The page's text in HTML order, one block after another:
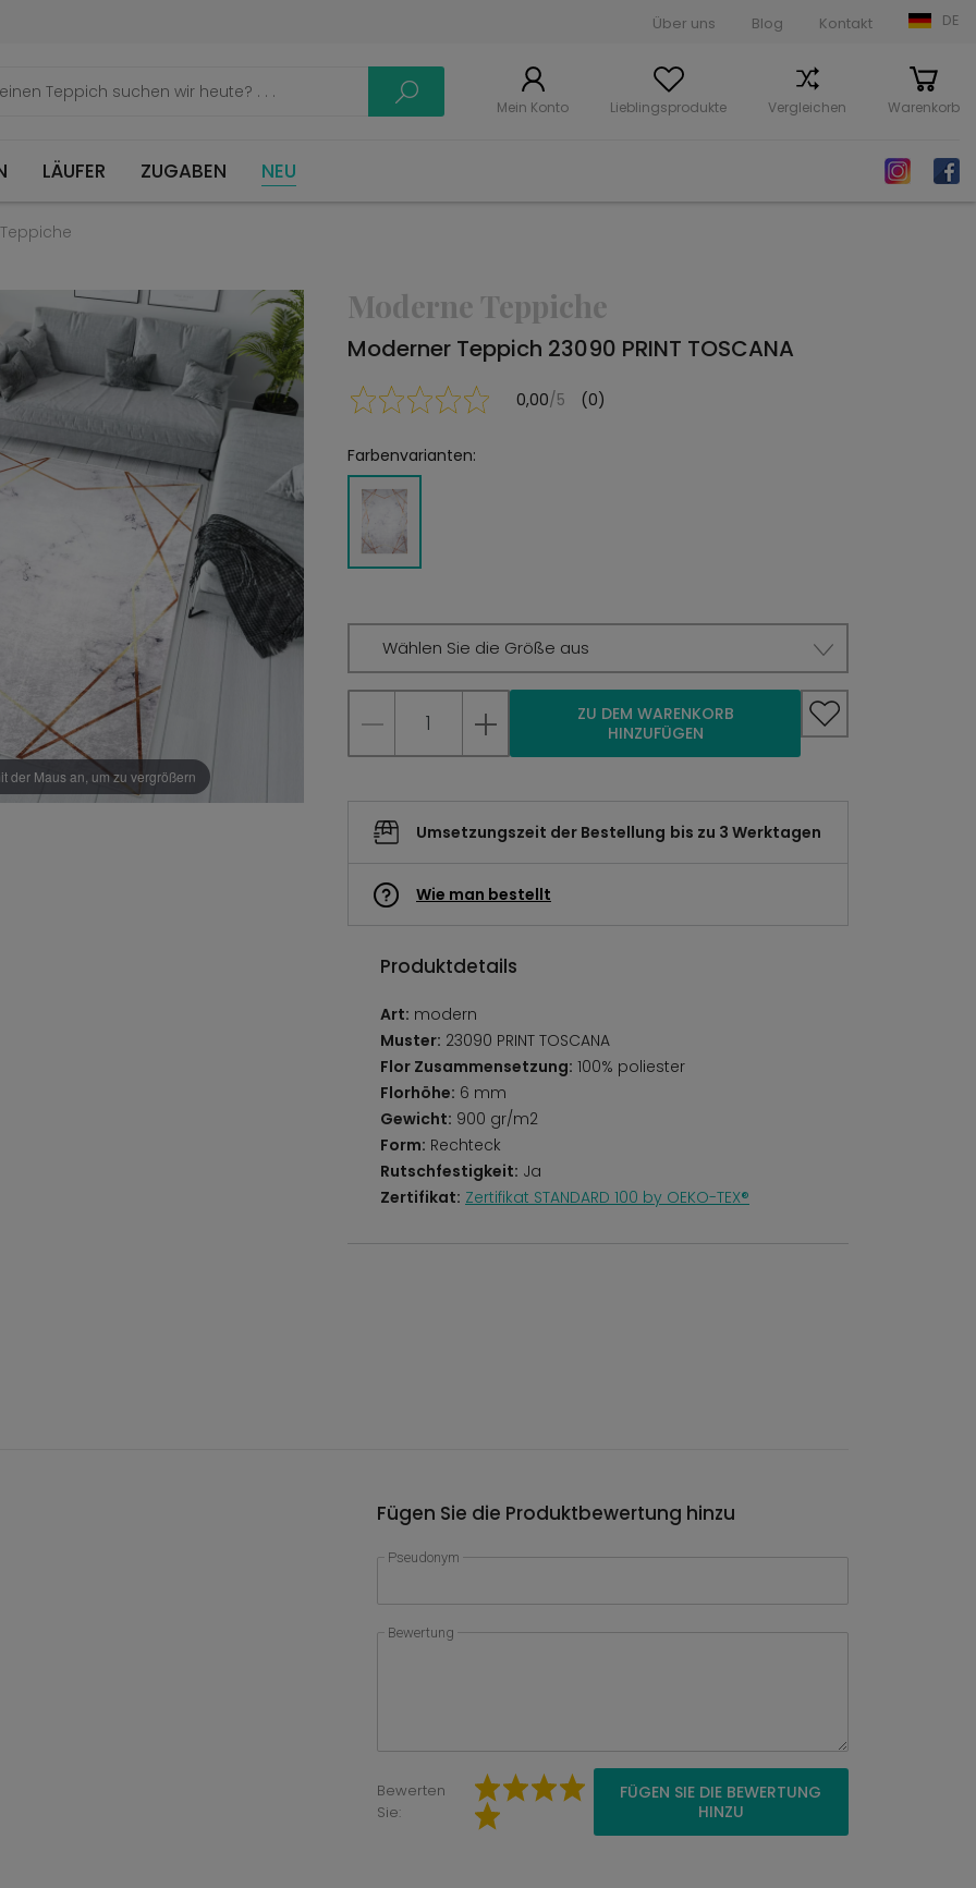
Über uns Blog Kontakt DE
Mein Konto Lieblingsprodukte Vergleichen Warenkorb
LÄUFER ZUGABEN NEU
der Maus an, um zu vergrößern
Moderne Teppiche
Moderner Teppich 23090 PRINT TOSCANA
0,00/5 (0)
Farbenvarianten:
Wählen Sie die Größe aus
ZU DEM WARENKORB
HINZUFÜGEN
Umsetzungszeit der Bestellung bis zu 3 Werktagen
Wie man bestellt
Produktdetails
Art: modern
Muster: 23090 PRINT TOSCANA
Flor Zusammensetzung: 100% poliester
Florhöhe: 6 mm
Gewicht: 900 gr/m2
Form: Rechteck
Rutschfestigkeit: Ja
Zertifikat: Zertifikat STANDARD 100 by OEKO-TEX®
Fügen Sie die Produktbewertung hinzu
Pseudonym
Bewertung
Bewerten
Sie:
FÜGEN SIE DIE BEWERTUNG
HINZU